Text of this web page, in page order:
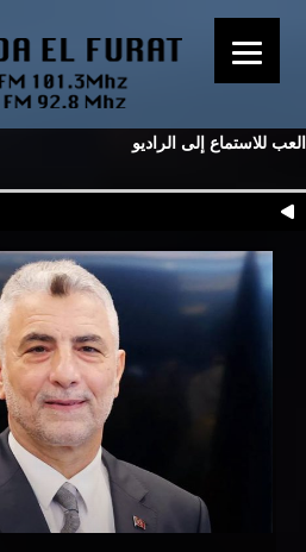
العب للاستماع إلى الراديو